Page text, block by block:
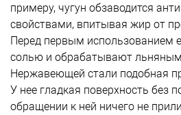
примеру, чугун обзаводится
свойствами, впитывая жир от
Перед первым использованием
солью и обрабатывают
Нержавеющей стали подобная
У нее гладкая поверхность без
обращении к ней ничего не